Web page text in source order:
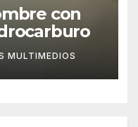
con
MULTIMEDIOS